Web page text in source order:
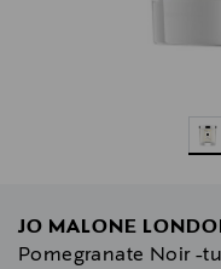
JO MALONE
Pomegranate Noir -